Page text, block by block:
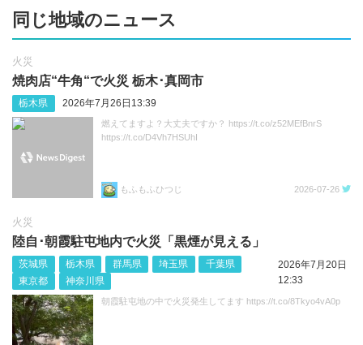
同じ地域のニュース
火災
焼肉店“牛角“で火災 栃木･真岡市
栃木県 2026年7月26日13:39
燃えてますよ？大丈夫ですか？ https://t.co/z52MEfBnrS
https://t.co/D4Vh7HSUhI
もふもふひつじ 2026-07-26
火災
陸自･朝霞駐屯地内で火災「黒煙が見える」
茨城県 栃木県 群馬県 埼玉県
千葉県
東京都
神奈川県
2026年7月20日
12:33
朝霞駐屯地の中で火災発生してます https://t.co/8Tkyo4vA0p